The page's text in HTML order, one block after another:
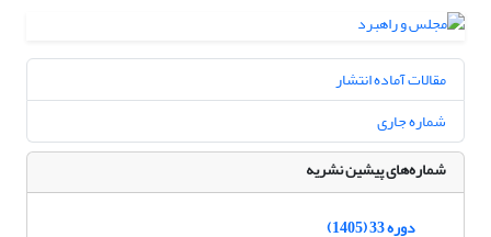
مقالات آماده انتشار
شماره جاری
شماره‌های پیشین نشریه
دوره 33 (1405)